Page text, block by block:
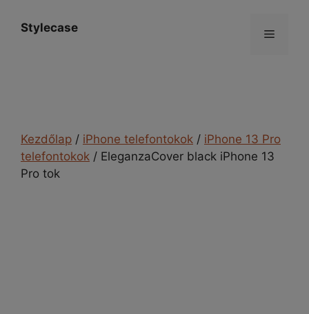
Stylecase Menü
Kezdőlap / iPhone telefontokok / iPhone 13 Pro
telefontokok / EleganzaCover black iPhone 13
Pro tok